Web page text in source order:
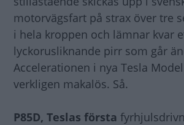
motorvägsfart på strax över tre
i hela kroppen och lämnar kvar
lyckorusliknande pirr som går
Accelerationen i nya Tesla
verkligen makalös. Så.
P85D, Teslas första